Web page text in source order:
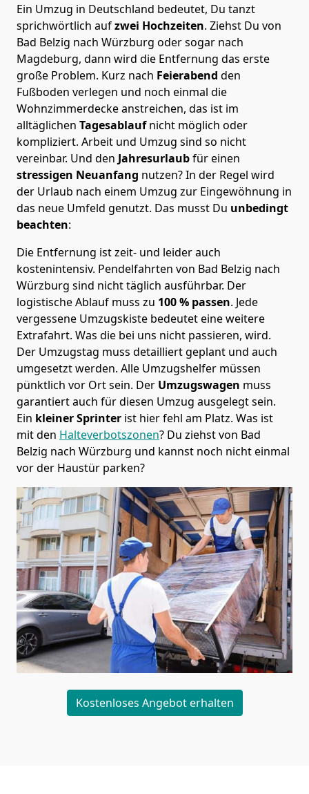
Ein Umzug in Deutschland bedeutet, Du tanzt
sprichwörtlich aufzwei Hochzeiten. Ziehst Du von
Bad Belzig nach Würzburg oder sogar nach
Magdeburg, dann wird die Entfernung das erste
große Problem. Kurz nach Feierabend den
Fußboden verlegen und noch einmal die
Wohnzimmerdecke anstreichen, das ist im
alltäglichen Tagesablaufnicht möglich oder
kompliziert. Arbeit und Umzug sind so nicht
vereinbar. Und den Jahresurlaubfür einen
stressigen Neuanfang nutzen? In der Regel wird
der Urlaub nach einem Umzug zur Eingewöhnung in
das neue Umfeld genutzt. Das musst Du unbedingt
beachten:
Die Entfernung ist zeit- und leider auch
kostenintensiv. Pendelfahrten von Bad Belzig nach
Würzburg sind nicht täglich ausführbar. Der
logistische Ablauf muss zu 100 % passen. Jede
vergessene Umzugskiste bedeutet eine weitere
Extrafahrt. Was die bei uns nicht passieren, wird.
Der Umzugstag muss detailliert geplant und auch
umgesetzt werden. Alle Umzugshelfer müssen
pünktlich vor Ort sein. Der Umzugswagen muss
garantiert auch für diesen Umzug ausgelegt sein.
Ein kleiner Sprinter ist hier fehl am Platz. Was ist
mit den Halteverbotszonen? Du ziehst von Bad
Belzig nach Würzburg und kannst noch nicht einmal
vor der Haustür parken?
Kostenloses Angebot erhalten